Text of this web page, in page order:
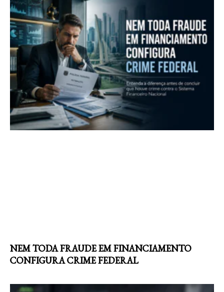
NEM TODA FRAUDE EM FINANCIAMENTO
CONFIGURA CRIME FEDERAL